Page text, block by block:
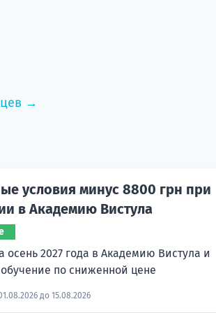
→
условия минус 8800 грн при
в Академию Вистула
осень 2027 года в Академию Вистула и
по сниженной цене
до 15.08.2026